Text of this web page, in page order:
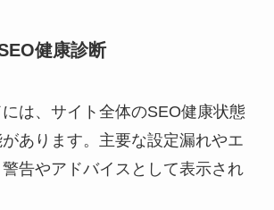
健康診断
は、サイト全体のSEO健康状態
あります。主要な設定漏れやエ
告やアドバイスとして表示され